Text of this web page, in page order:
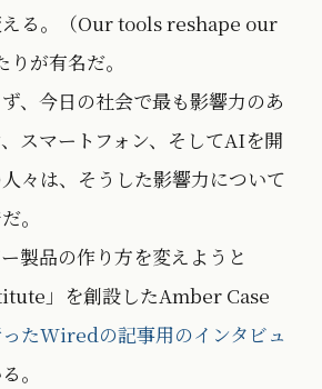
える。（Our tools reshape our
が有名だ。
、今日の社会で最も影響力のあ
スマートフォン、そしてAIを開
々は、そうした影響力について
。
製品の作り方を変えようと
」を創設したAmber Case
たWiredの記事用のインタビュ
。